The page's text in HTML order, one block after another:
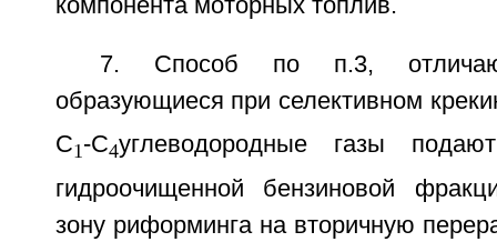
компонента моторных топлив.
7. Способ по п.3,
образующиеся при селективном
С1-С4углеводородные газы
гидроочищенной бензиновой
зону риформинга на вторичную